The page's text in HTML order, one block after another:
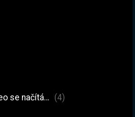
se načítá… (4)